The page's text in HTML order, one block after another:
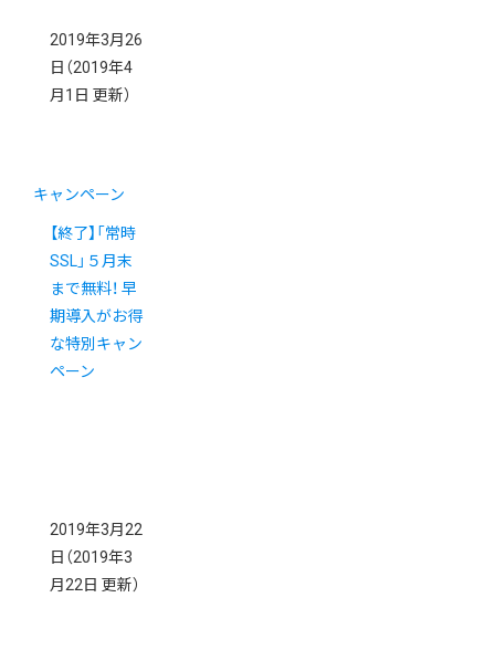
2019年3月26
日 （2019年4
月1日 更新）
キャンペーン
【終了】「常時
SSL」５月末
まで無料！ 早
期導入がお得
な特別キャン
ペーン
2019年3月22
日 （2019年3
月22日 更新）